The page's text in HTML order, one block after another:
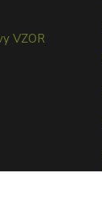
VZOR